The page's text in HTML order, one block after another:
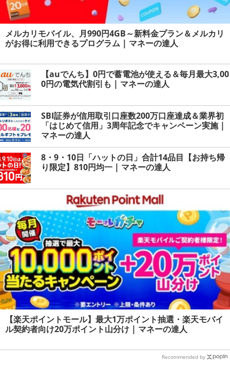
メルカリモバイル、月990円4GB～新料金プラン＆メルカリ
がお得に利用できるプログラム | マネーの達人
【auでんち】0円で蓄電池が使える＆毎月最大3,00
0円の電気代割引も | マネーの達人
SBI証券が信用取引口座数200万口座達成＆業界初
「はじめて信用」3周年記念でキャンペーン実施 |
マネーの達人
8・9・10日「ハットの日」合計14品目【お持ち帰
り限定】810円均一 | マネーの達人
【楽天ポイントモール】最大1万ポイント抽選・楽天モバイ
ル契約者向け20万ポイント山分け | マネーの達人
Recommended by